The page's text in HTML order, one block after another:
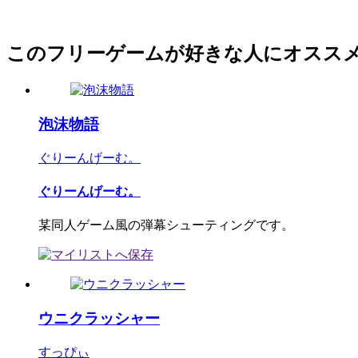
このフリーゲームが好きな人にオスス
泡沫物語
ぐりーんげーむ。
ぐりーんげーむ。
某同人ゲーム風の弾幕シューティングです。
ウニクラッシャー
すっぴぃ